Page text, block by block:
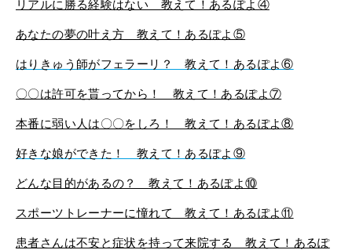
リアルに勝る経験はない 教えて！あるぽよ④
あなたの夢の叶え方 教えて！あるぽよ⑤
はりきゅう師がフェラーリ？ 教えて！あるぽよ⑥
〇〇は許可を貰ってから！ 教えて！あるぽよ⑦
本番に弱い人は〇〇をしろ！ 教えて！あるぽよ⑧
好きな娘ができた！ 教えて！あるぽよ⑨
どんな目的があるの？ 教えて！あるぽよ⑩
スポーツトレーナーに憧れて 教えて！あるぽよ⑪
患者さんは不安と症状を持って来院する 教えて！あるぽ